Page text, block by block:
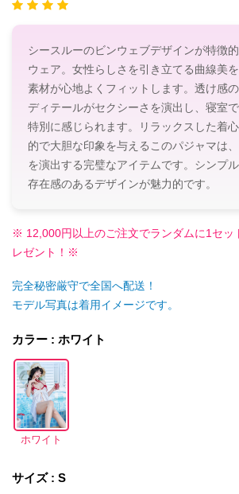
シースルーのビンウェブデザインが特徴
ウェア。女性らしさを引き立てる曲線美
素材が心地よくフィットします。透け感
ディテールがセクシーさを演出し、寝室
特別に感じられます。リラックスした着
的で大胆な印象を与えるこのパジャマは
を演出する完璧なアイテムです。シンプル
存在感のあるデザインが魅力的です。
※ 12,000円以上のご注文でランダムに1セッ
レゼント！※
完全秘密厳守で全国へ配送！
モデル写真は着用イメージです。
カラー : ホワイト
ホワイト
サイズ : S